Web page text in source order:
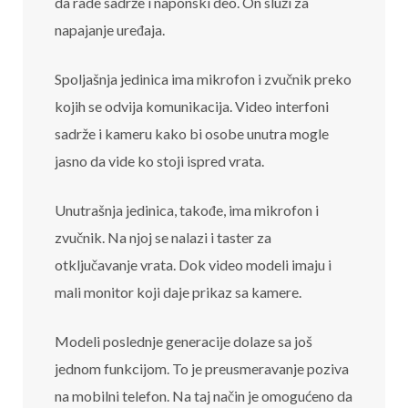
napajanje uređaja.
Spoljašnja jedinica ima mikrofon i zvučnik preko
kojih se odvija komunikacija. Video interfoni
sadrže i kameru kako bi osobe unutra mogle
jasno da vide ko stoji ispred vrata.
Unutrašnja jedinica, takođe, ima mikrofon i
zvučnik. Na njoj se nalazi i taster za
otključavanje vrata. Dok video modeli imaju i
mali monitor koji daje prikaz sa kamere.
Modeli poslednje generacije dolaze sa još
jednom funkcijom. To je preusmeravanje poziva
na mobilni telefon. Na taj način je omogućeno da